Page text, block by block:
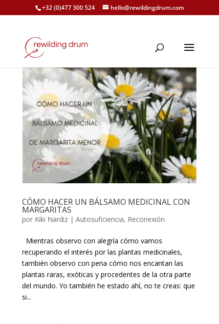
+32 (0)477 300 524 hello@rewildingdrum.com
CÓMO HACER UN BÁLSAMO MEDICINAL CON
MARGARITAS
por Kiki Nardiz| Autosuficiencia, Reconexión
Mientras observo con alegría cómo vamos
recuperando el interés por las plantas medicinales,
también observo con pena cómo nos encantan las
plantas raras, exóticas y procedentes de la otra parte
del mundo. Yo también he estado ahí, no te creas: que
si...